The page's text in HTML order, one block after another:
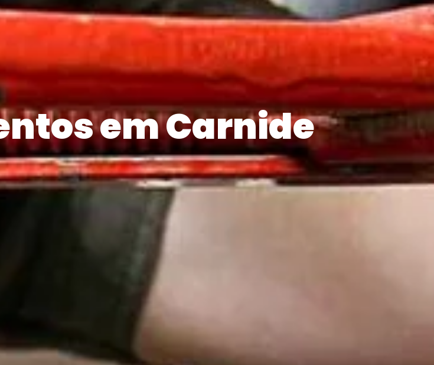
em Carnide